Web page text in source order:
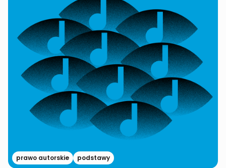
prawo autorskie
podstawy